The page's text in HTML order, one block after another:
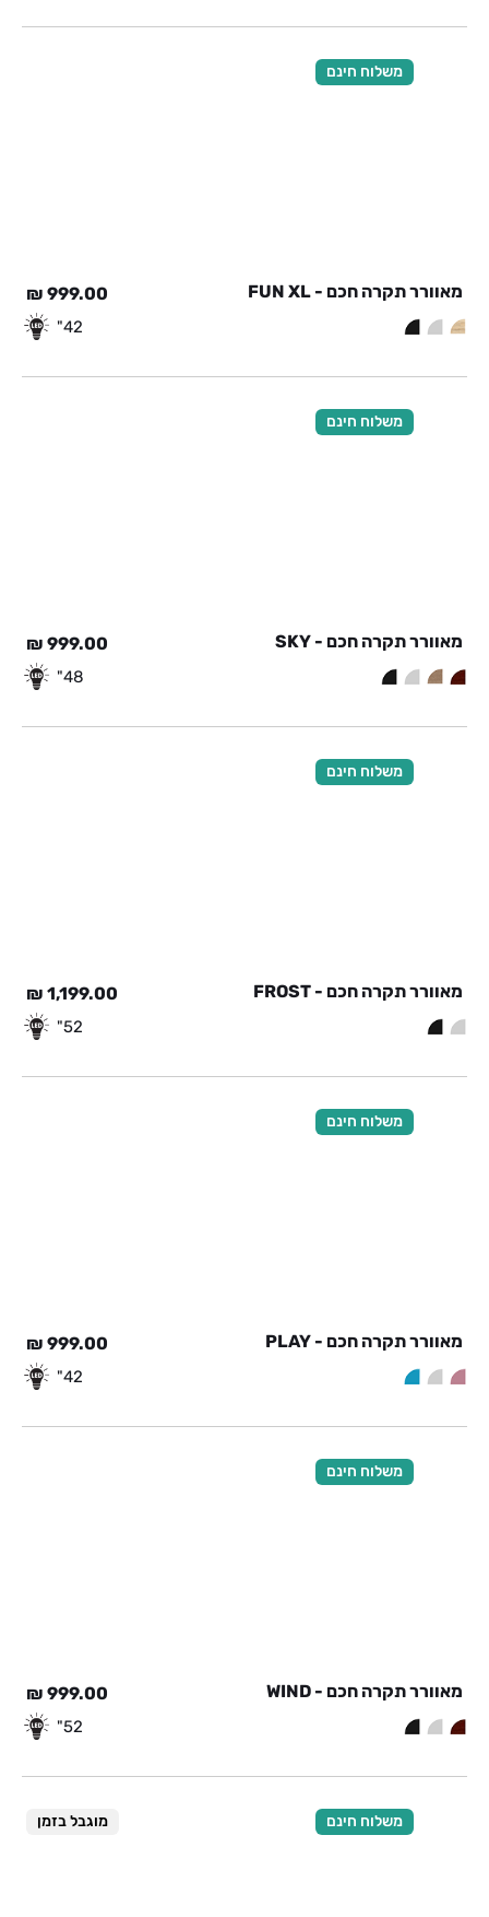
משלוח חינם
מאוורר תקרה חכם - FUN XL 999.00
₪
42"
משלוח חינם
מאוורר תקרה חכם - SKY 999.00
₪
48"
משלוח חינם
מאוורר תקרה חכם - FROST 1,199.00
₪
52"
משלוח חינם
מאוורר תקרה חכם - PLAY 999.00
₪
42"
משלוח חינם
מאוורר תקרה חכם - WIND 999.00
₪
52"
משלוח חינם מוגבל בזמן